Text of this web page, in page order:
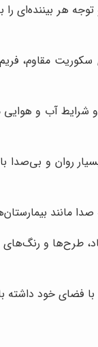
هر بیننده‌ای
مقاوم،
آب و هوایی
روان و بی‌صدا
طرح‌ها و
خود داشته